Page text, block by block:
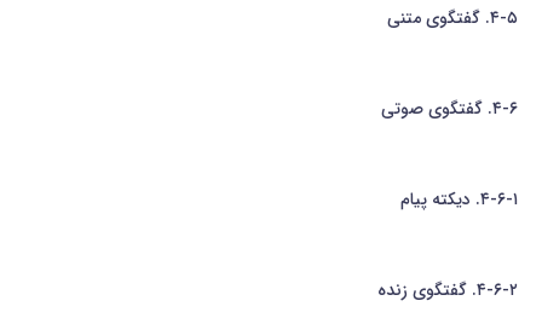
۴-۵. گفتگوی متنی
۴-۶. گفتگوی صوتی
۴-۶-۱. دیکته پیام
۴-۶-۲. گفتگوی زنده